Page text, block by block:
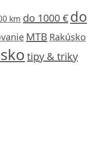
km do 1000 €do
MTB Rakúsko
tipy & triky